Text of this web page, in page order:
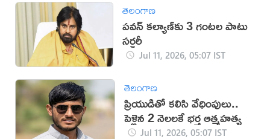
తెలంగాణ
పవన్‌ కల్యాణ్‌కు 3 గంటల పాటు
సర్జరీ
Jul 11, 2026, 05:07 IST
తెలంగాణ
ప్రియుడితో కలిసి వేధింపులు..
పెళ్లైన 2 నెలలకే భర్త ఆత్మహత్య
Jul 11, 2026, 05:07 IST